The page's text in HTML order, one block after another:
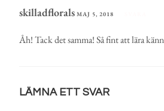
skilladflorals MAJ 5, 2018
Åh! Tack det samma! Så fint att lära
LÄMNA ETT SVAR